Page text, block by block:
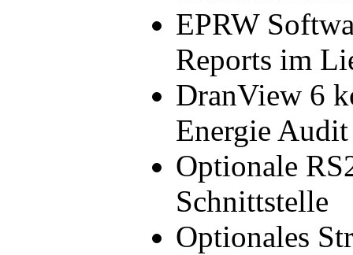
EPRW
Reports im
DranView 6
Energie
Optionale
Schnittstelle
Optionales